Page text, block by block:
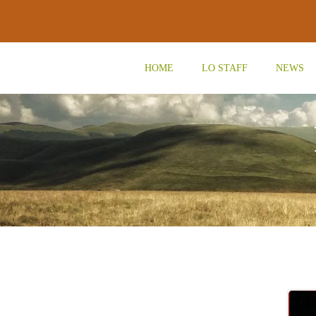
contenuto
HOME LO STAFF NEWS